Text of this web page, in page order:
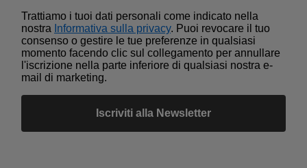
Trattiamo i tuoi dati personali come indicato nella
nostra Informativa sulla privacy. Puoi revocare il tuo
consenso o gestire le tue preferenze in qualsiasi
momento facendo clic sul collegamento per annullare
l'iscrizione nella parte inferiore di qualsiasi nostra e-
mail di marketing.
Iscriviti alla Newsletter